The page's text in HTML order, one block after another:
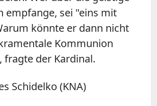
empfange, sei "eins mit
könnte er dann nicht
Kommunion
fragte der Kardinal.
Schidelko (KNA)